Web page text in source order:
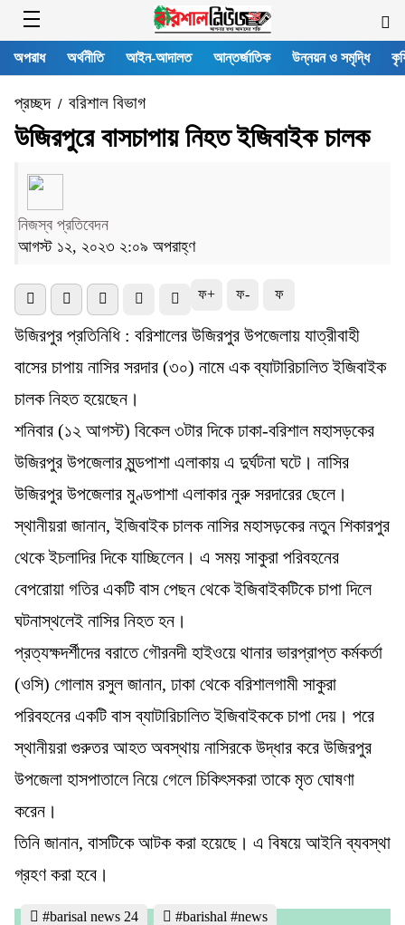
অপরাধ অর্থনীতি আইন-আদালত আন্তর্জাতিক উন্নয়ন ও সমৃদ্ধি
প্রচ্ছদ/ বরিশাল বিভাগ
উজিরপুরে বাসচাপায় নিহত ইজিবাইক চালক
নিজস্ব প্রতিবেদন
আগস্ট ১২, ২০২৩ ২:০৯ অপরাহ্ণ
ফ+ ফ- ফ
উজিরপুর প্রতিনিধি : বরিশালের উজিরপুর উপজেলায় যাত্রীবাহী
বাসের চাপায় নাসির সরদার (৩০) নামে এক ব্যাটারিচালিত ইজিবাইক
চালক নিহত হয়েছেন।
শনিবার (১২ আগস্ট) বিকেল ৩টার দিকে ঢাকা-বরিশাল মহাসড়কের
উজিরপুর উপজেলার মুন্ডপাশা এলাকায় এ দুর্ঘটনা ঘটে। নাসির
উজিরপুর উপজেলার মুণ্ডপাশা এলাকার নুরু সরদারের ছেলে।
স্থানীয়রা জানান, ইজিবাইক চালক নাসির মহাসড়কের নতুন শিকারপুর
থেকে ইচলাদির দিকে যাচ্ছিলেন। এ সময় সাকুরা পরিবহনের
বেপরোয়া গতির একটি বাস পেছন থেকে ইজিবাইকটিকে চাপা দিলে
ঘটনাস্থলেই নাসির নিহত হন।
প্রত্যক্ষদর্শীদের বরাতে গৌরনদী হাইওয়ে থানার ভারপ্রাপ্ত কর্মকর্তা
(ওসি) গোলাম রসুল জানান, ঢাকা থেকে বরিশালগামী সাকুরা
পরিবহনের একটি বাস ব্যাটারিচালিত ইজিবাইককে চাপা দেয়। পরে
স্থানীয়রা গুরুতর আহত অবস্থায় নাসিরকে উদ্ধার করে উজিরপুর
উপজেলা হাসপাতালে নিয়ে গেলে চিকিৎসকরা তাকে মৃত ঘোষণা
করেন।
তিনি জানান, বাসটিকে আটক করা হয়েছে। এ বিষয়ে আইনি ব্যবস্থা
গ্রহণ করা হবে।
#barisal news 24
#barishal #news